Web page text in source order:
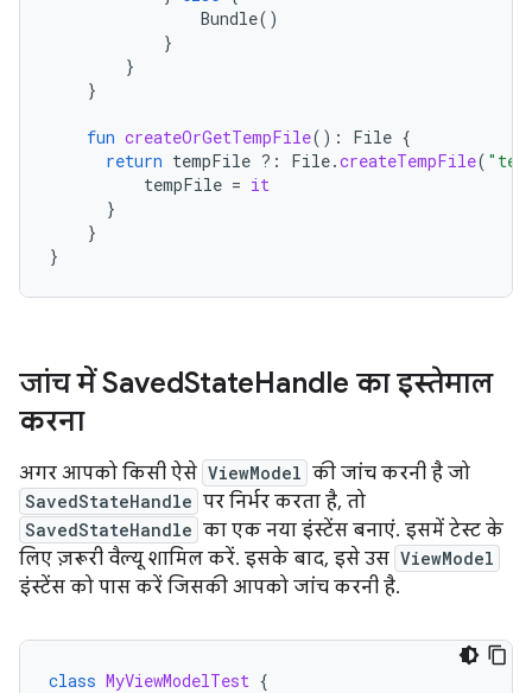
Bundle()
}
}
}
fun createOrGetTempFile(): File {
return tempFile ?: File.createTempFile(
tempFile = it
}
}
}
जांच में SavedStateHandle का इस्तेमाल
करना
अगर आपको किसी ऐसे ViewModel की जांच करनी है जो
SavedStateHandle पर निर्भर करता है, तो
SavedStateHandle का एक नया इंस्टेंस बनाएं. इसमें टेस्ट के
लिए ज़रूरी वैल्यू शामिल करें. इसके बाद, इसे उस ViewModel
इंस्टेंस को पास करें जिसकी आपको जांच करनी है.
class MyViewModelTest {